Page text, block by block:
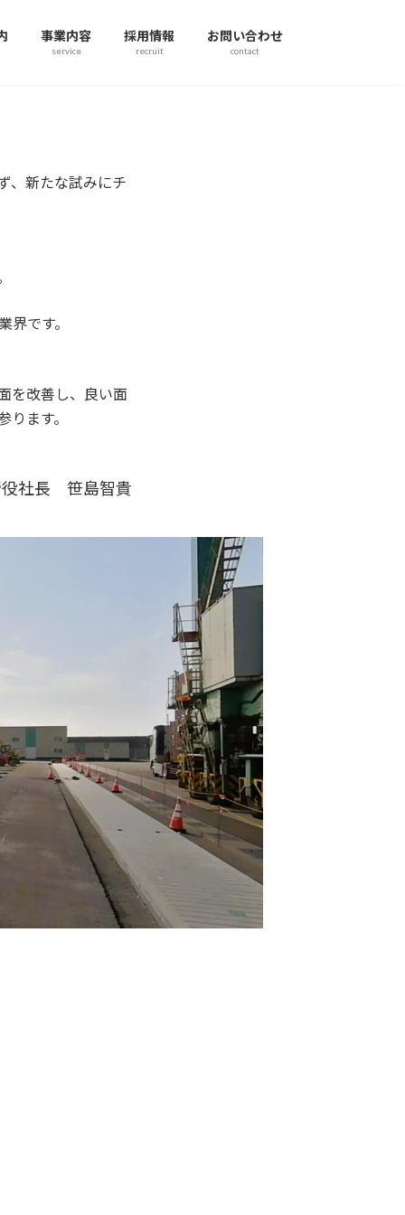
事業内容
service
採用情報
recruit
お問い合わせ
contact
、新たな試みにチ
です。
を改善し、良い面
ます。
役社長 笹島智貴